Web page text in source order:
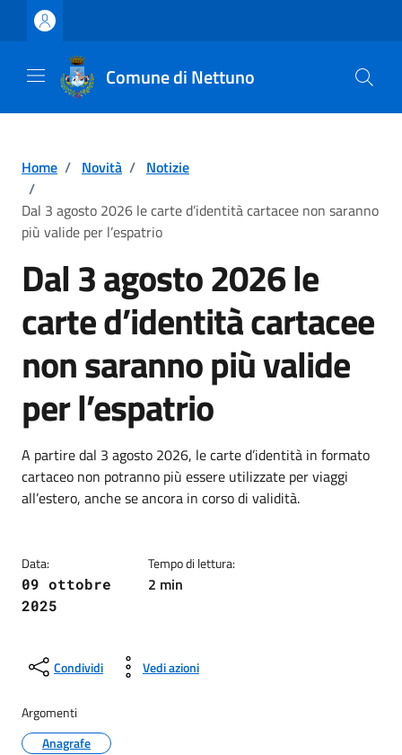
Vai ai contenuti
Vai al footer
Comune di Nettuno
Home / Novità / Notizie
/
Dal 3 agosto 2026 le carte d’identità cartacee non saranno
più valide per l’espatrio
Dal 3 agosto 2026 le
carte d’identità cartacee
non saranno più valide
per l’espatrio
Dettagli della notizia
A partire dal 3 agosto 2026, le carte d’identità in formato
cartaceo non potranno più essere utilizzate per viaggi
all’estero, anche se ancora in corso di validità.
Data:
09 ottobre
2025
Tempo di lettura:
2 min
Condividi Vedi azioni
Argomenti
Anagrafe